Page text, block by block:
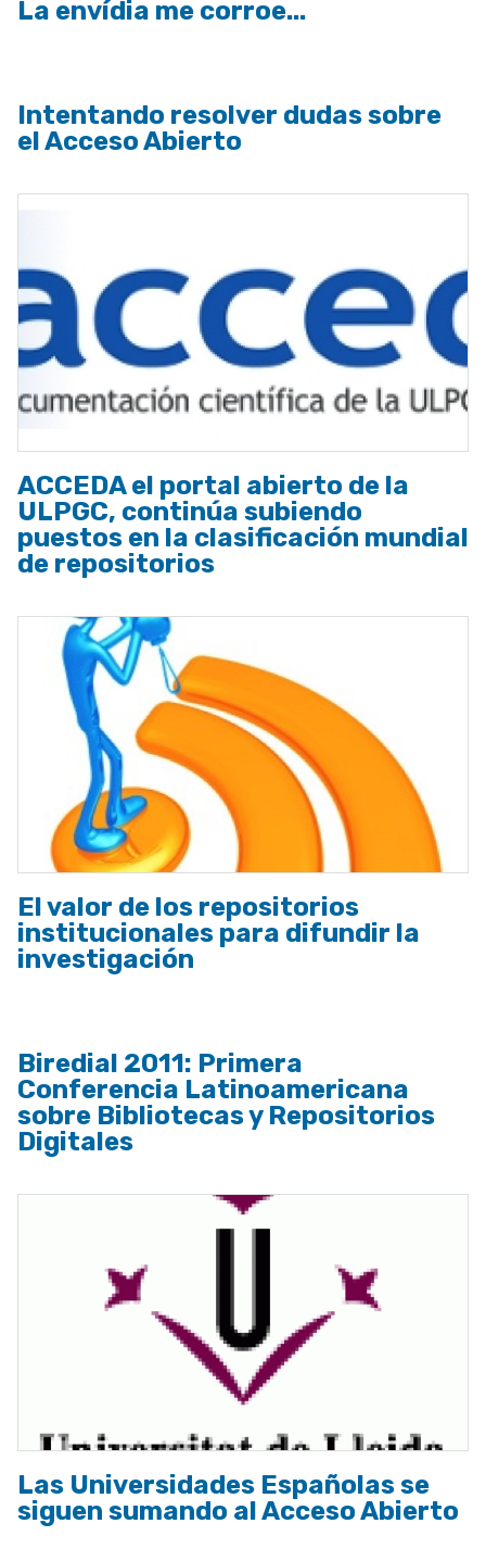
La envídia me corroe...
Intentando resolver dudas sobre
el Acceso Abierto
ACCEDA el portal abierto de la
ULPGC, continúa subiendo
puestos en la clasificación mundial
de repositorios
El valor de los repositorios
institucionales para difundir la
investigación
Biredial 2011: Primera
Conferencia Latinoamericana
sobre Bibliotecas y Repositorios
Digitales
Las Universidades Españolas se
siguen sumando al Acceso Abierto